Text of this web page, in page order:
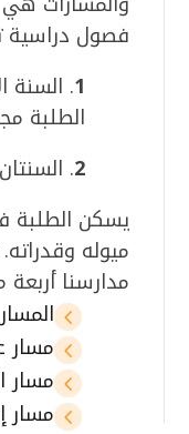
فصول
1. السنة
الطلبة
2
.
يسكن
ميوله
مدارسنا
4
4مسار
4مسار
4مسار